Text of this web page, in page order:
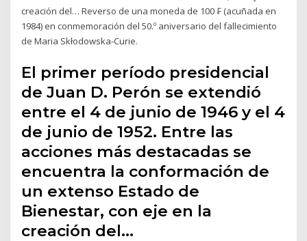
creación del… Reverso de una moneda de 100 ₣ (acuñada en
1984) en conmemoración del 50.º aniversario del fallecimiento
de Maria Skłodowska-Curie.
El primer período presidencial
de Juan D. Perón se extendió
entre el 4 de junio de 1946 y el 4
de junio de 1952. Entre las
acciones más destacadas se
encuentra la conformación de
un extenso Estado de
Bienestar, con eje en la
creación del…